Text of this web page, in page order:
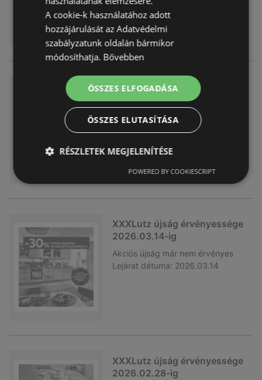
XXXLutz akciós
Akciós újság már nem érvényes
Lejárat dátuma: 2026.04.04
XXXLutz újság érvényessége
2026.03.14-ig
Akciós újság már nem érvényes
Lejárat dátuma: 2026.03.14
XXXLutz újság érvényessége
2026.02.28-ig
A cookie-k használatához adott
hozzájárulását az Adatvédelmi
szabályzatunk oldalán bármikor
módosíthatja. Bővebben
ÖSSZES ELFOGADÁSA
ÖSSZES ELUTASÍTÁSA
RÉSZLETEK MEGJELENÍTÉSE
POWERED BY COOKIESCRIPT